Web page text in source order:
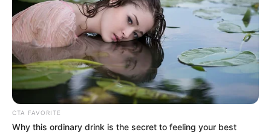
“Con el fin de que tanto las personas, como los
establecimientos y comercios aprovechen la temporada
turística,se redujo una hora la restricción de movilidad.
Para los mayores de 12 años es obligatorio presentar el
CTA FAVORITE
Why this ordinary drink is the secret to feeling your best